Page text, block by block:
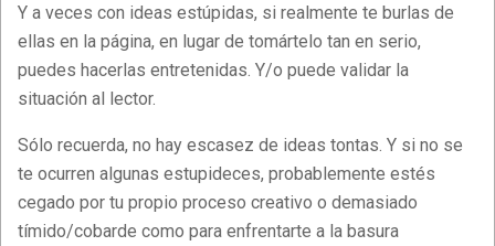
Y a veces con ideas estúpidas, si realmente te burlas de
ellas en la página, en lugar de tomártelo tan en serio,
puedes hacerlas entretenidas. Y/o puede validar la
situación al lector.
Sólo recuerda, no hay escasez de ideas tontas. Y si no se
te ocurren algunas estupideces, probablemente estés
cegado por tu propio proceso creativo o demasiado
tímido/cobarde como para enfrentarte a la basura